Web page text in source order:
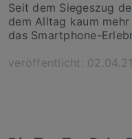
Seit dem Siegeszug
dem Alltag kaum
das Smartphone-
ihr jeweiliger Nutzen.
veröffentlicht: 02.04.21